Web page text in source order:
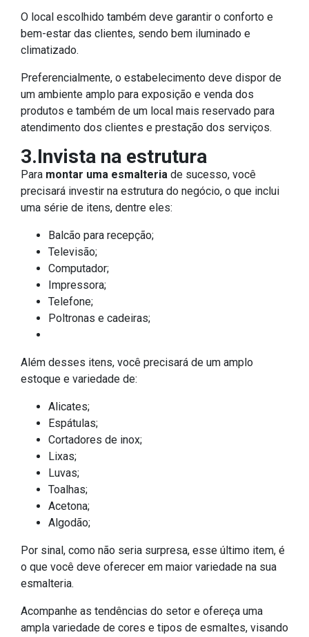
O local escolhido também deve garantir o conforto e
bem-estar das clientes, sendo bem iluminado e
climatizado.
Preferencialmente, o estabelecimento deve dispor de
um ambiente amplo para exposição e venda dos
produtos e também de um local mais reservado para
atendimento dos clientes e prestação dos serviços.
3.Invista na estrutura
Para montar uma esmalteria de sucesso, você
precisará investir na estrutura do negócio, o que inclui
uma série de itens, dentre eles:
Balcão para recepção;
Televisão;
Computador;
Impressora;
Telefone;
Poltronas e cadeiras;
Além desses itens, você precisará de um amplo
estoque e variedade de:
Alicates;
Espátulas;
Cortadores de inox;
Lixas;
Luvas;
Toalhas;
Acetona;
Algodão;
Por sinal, como não seria surpresa, esse último item, é
o que você deve oferecer em maior variedade na sua
esmalteria.
Acompanhe as tendências do setor e ofereça uma
ampla variedade de cores e tipos de esmaltes, visando